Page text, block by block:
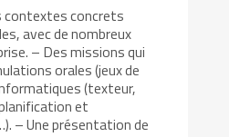
concrets
avec de nombreux
– Des missions qui
orales (jeux de
(texteur,
et
– Une présentation de